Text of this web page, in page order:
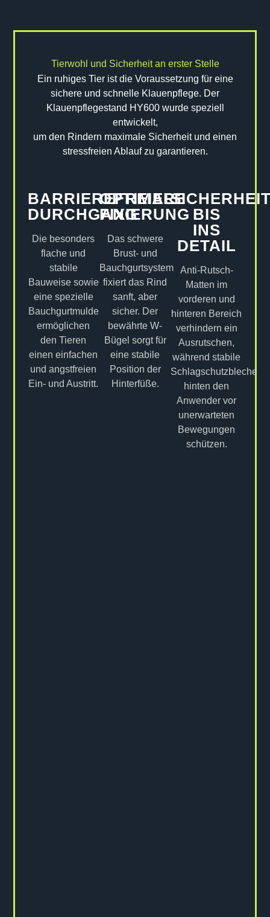
Tierwohl und Sicherheit an erster Stelle
Ein ruhiges Tier ist die Voraussetzung für eine
sichere und schnelle Klauenpflege. Der
Klauenpflegestand HY600 wurde speziell
entwickelt,
um den Rindern maximale Sicherheit und einen
stressfreien Ablauf zu garantieren.
BARRIEREFREIER
DURCHGANG
Die besonders
flache und
stabile
Bauweise sowie
eine spezielle
Bauchgurtmulde
ermöglichen
den Tieren
einen einfachen
und angstfreien
Ein- und Austritt.
OPTIMALE
FIXIERUNG
Das schwere
Brust- und
Bauchgurtsystem
fixiert das Rind
sanft, aber
sicher. Der
bewährte W-
Bügel sorgt für
eine stabile
Position der
Hinterfüße.
BIS
INS
DETAIL
Anti-Rutsch-
Matten im
vorderen und
hinteren Bereich
verhindern ein
Ausrutschen,
während stabile
Schlagschutzbleche
hinten den
Anwender vor
unerwarteten
Bewegungen
schützen.